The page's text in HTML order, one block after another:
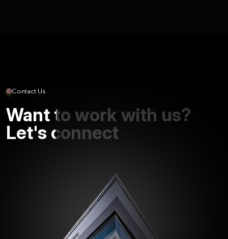
Contact Us
Want to work with us?
Let's connect